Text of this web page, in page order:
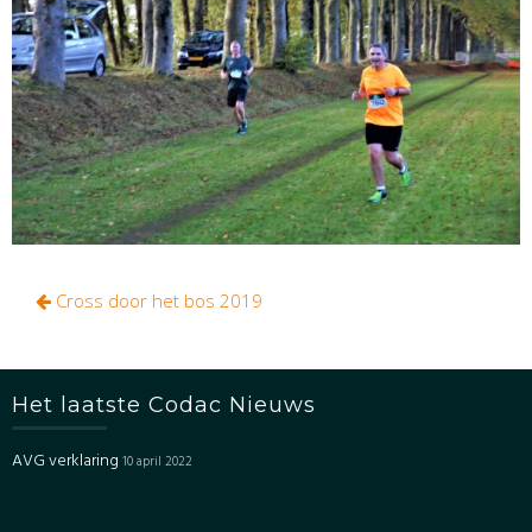
Bericht
Cross door het bos 2019
Het laatste Codac Nieuws
AVG verklaring 10 april 2022